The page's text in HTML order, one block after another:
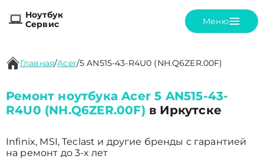
Ноутбук
Сервис
Меню
Главная/Acer/5 AN515-43-R4U0 (NH.Q6ZER.00F)
Ремонт ноутбука Acer 5 AN515-43-
R4U0 (NH.Q6ZER.00F) в Иркутске
Infinix, MSI, Teclast и другие бренды с гарантией
на ремонт до 3-х лет